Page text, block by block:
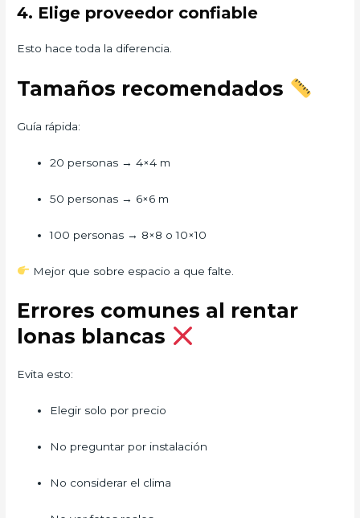
4. Elige proveedor confiable
Esto hace toda la diferencia.
Tamaños recomendados
Guía rápida:
20 personas → 4×4 m
50 personas → 6×6 m
100 personas → 8×8 o 10×10
Mejor que sobre espacio a que falte.
Errores comunes al rentar
lonas blancas
Evita esto:
Elegir solo por precio
No preguntar por instalación
No considerar el clima